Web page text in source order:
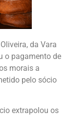
da Vara
o pagamento de
morais a
pelo sócio
extrapolou os